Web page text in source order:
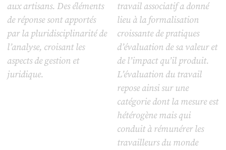
aux artisans. Des éléments
de réponse sont apportés
par la pluridisciplinarité de
l’analyse, croisant les
aspects de gestion et
juridique.
travail associatif a donné
lieu à la formalisation
croissante de pratiques
d’évaluation de sa valeur et
de l’impact qu’il produit.
L’évaluation du travail
repose ainsi sur une
catégorie dont la mesure est
hétérogène mais qui
conduit à rémunérer les
travailleurs du monde